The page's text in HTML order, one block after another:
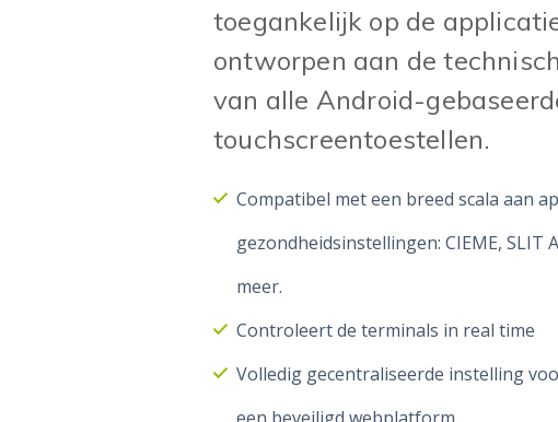
toegankelijk op de
ontworpen aan de
van alle Android-
touchscreentoestellen.
Compatibel met een breed scala aan
gezondheidsinstellingen: CIEME, SLIT
meer.
Controleert de terminals in real time
Volledig gecentraliseerde instelling